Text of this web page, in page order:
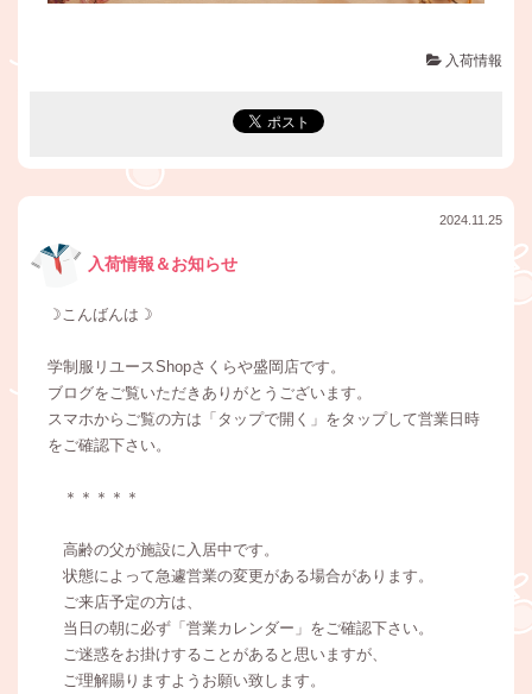
入荷情報
2024.11.25
入荷情報＆お知らせ
☽こんばんは☽
学制服リユースShopさくらや盛岡店です。
ブログをご覧いただきありがとうございます。
スマホからご覧の方は「タップで開く」をタップして営業日時
をご確認下さい。
＊＊＊＊＊
高齢の父が施設に入居中です。
状態によって急遽営業の変更がある場合があります。
ご来店予定の方は、
当日の朝に必ず「営業カレンダー」をご確認下さい。
ご迷惑をお掛けすることがあると思いますが、
ご理解賜りますようお願い致します。